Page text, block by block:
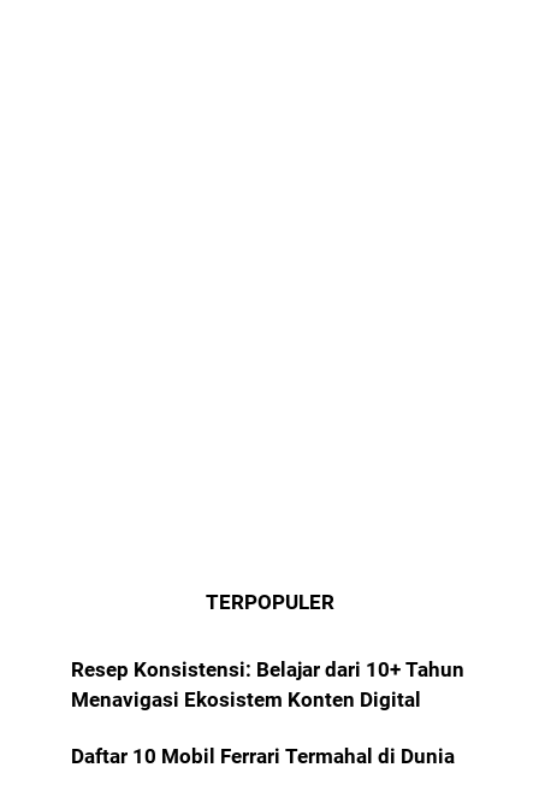
TERPOPULER
Resep Konsistensi: Belajar dari 10+ Tahun
Menavigasi Ekosistem Konten Digital
Daftar 10 Mobil Ferrari Termahal di Dunia